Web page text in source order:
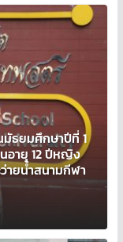
ธยมศึกษาปีที่ 1
อายุ 12 ปีหญิง
ายน้ำสนามกีฬา